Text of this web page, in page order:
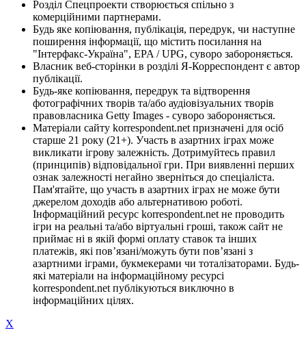
Розділ Спецпроекти створюється спільно з
комерційними партнерами.
Будь яке копіювання, публікація, передрук, чи наступне
поширення інформації, що містить посилання на
"Інтерфакс-Україна", EPA / UPG, суворо забороняється.
Власник веб-сторінки в розділі Я-Корреспондент є автор
публікації.
Будь-яке копіювання, передрук та відтворення
фотографічних творів та/або аудіовізуальних творів
правовласника Getty Images - суворо забороняється.
Матеріали сайту korrespondent.net призначені для осіб
старше 21 року (21+). Участь в азартних іграх може
викликати ігрову залежність. Дотримуйтесь правил
(принципів) відповідальної гри. При виявленні перших
ознак залежності негайно зверніться до спеціаліста.
Пам'ятайте, що участь в азартних іграх не може бути
джерелом доходів або альтернативою роботі.
Інформаційний ресурс korrespondent.net не проводить
ігри на реальні та/або віртуальні гроші, також сайт не
приймає ні в якій формі оплату ставок та інших
платежів, які пов’язані/можуть бути пов’язані з
азартними іграми, букмекерами чи тоталізаторами. Будь-
які матеріали на інформаційному ресурсі
korrespondent.net публікуються виключно в
інформаційних цілях.
X